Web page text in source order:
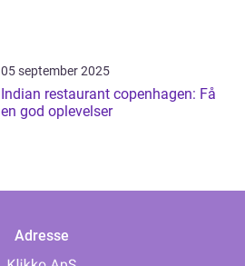
05 september 2025
Indian restaurant copenhagen: Få
en god oplevelser
Adresse